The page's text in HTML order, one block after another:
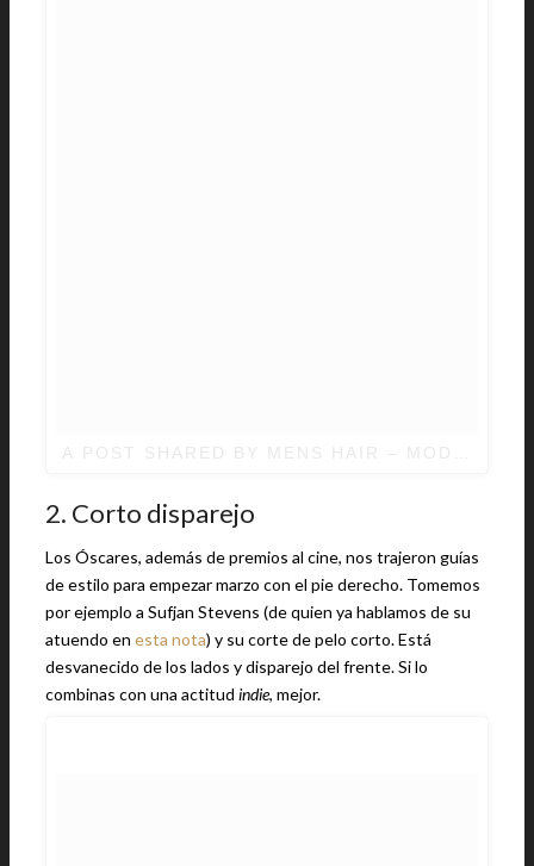
2. Corto disparejo
Los Óscares, además de premios al cine, nos trajeron guías
de estilo para empezar marzo con el pie derecho. Tomemos
por ejemplo a Sufjan Stevens (de quien ya hablamos de su
atuendo en esta nota) y su corte de pelo corto. Está
desvanecido de los lados y disparejo del frente. Si lo
combinas con una actitud indie, mejor.